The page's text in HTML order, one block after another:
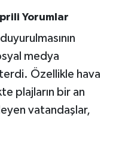
Yorumlar
medya
Özellikle hava
plajların bir an
vatandaşlar,